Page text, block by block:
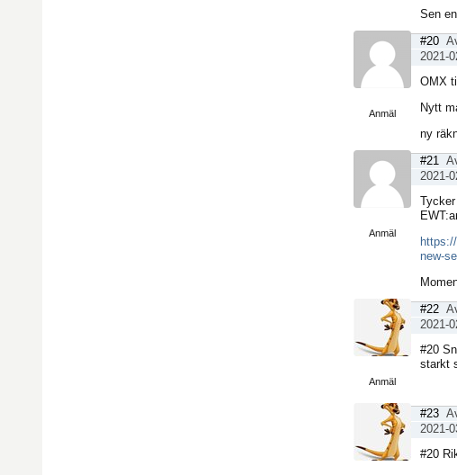
Sen
Anmäl
#20
2021-
OMX
Nytt
ny
Anmäl
#21
2021-
new-
Anmäl
#22
2021-
#20
starkt
#23
2021-
#20